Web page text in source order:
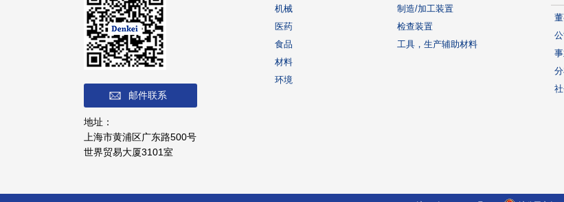
邮件联系
地址：
上海市黄浦区广东路500号
世界贸易大厦3101室
机械
医药
食品
材料
环境
制造/加工装置
检查装置
工具，生产辅助材料